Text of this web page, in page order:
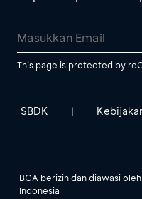
This page is protected by
SBDK |
BCA berizin dan diawasi
Indonesia